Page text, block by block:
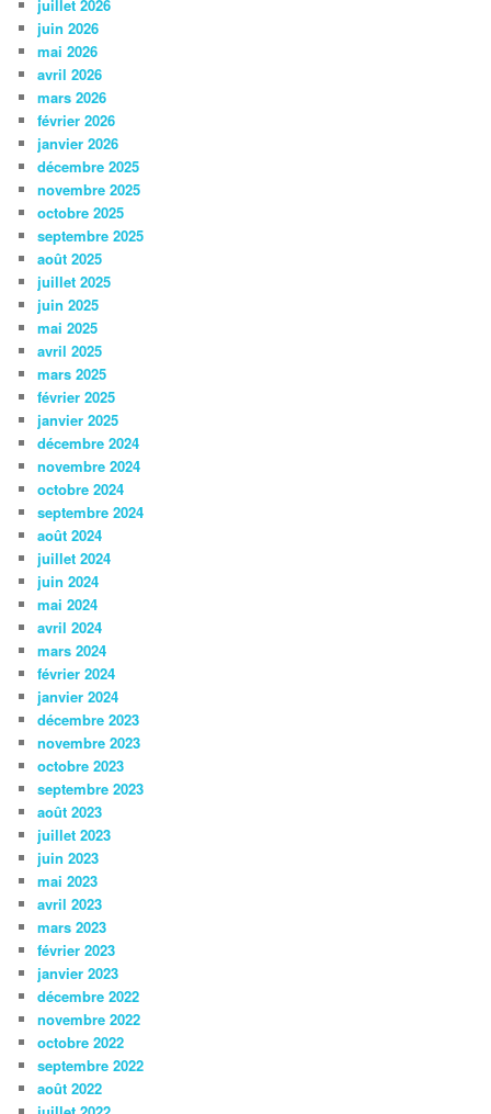
juillet 2026
juin 2026
mai 2026
avril 2026
mars 2026
février 2026
janvier 2026
décembre 2025
novembre 2025
octobre 2025
septembre 2025
août 2025
juillet 2025
juin 2025
mai 2025
avril 2025
mars 2025
février 2025
janvier 2025
décembre 2024
novembre 2024
octobre 2024
septembre 2024
août 2024
juillet 2024
juin 2024
mai 2024
avril 2024
mars 2024
février 2024
janvier 2024
décembre 2023
novembre 2023
octobre 2023
septembre 2023
août 2023
juillet 2023
juin 2023
mai 2023
avril 2023
mars 2023
février 2023
janvier 2023
décembre 2022
novembre 2022
octobre 2022
septembre 2022
août 2022